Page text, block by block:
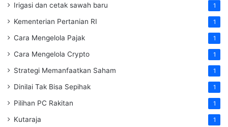
Irigasi dan cetak sawah baru 1
Kementerian Pertanian RI 1
Cara Mengelola Pajak 1
Cara Mengelola Crypto 1
Strategi Memanfaatkan Saham 1
Dinilai Tak Bisa Sepihak 1
Pilihan PC Rakitan 1
Kutaraja 1